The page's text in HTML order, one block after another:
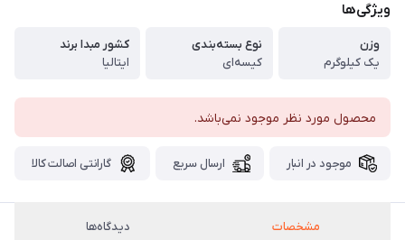
ویژگی‌ها
وزن
یک کیلوگرم
نوع بسته‌بندی
کیسه‌ای
کشور مبدا برند
ایتالیا
محصول مورد نظر موجود نمی‌باشد.
موجود در انبار ارسال سریع گارانتی اصالت کالا
مشخصات دیدگاه‌ها